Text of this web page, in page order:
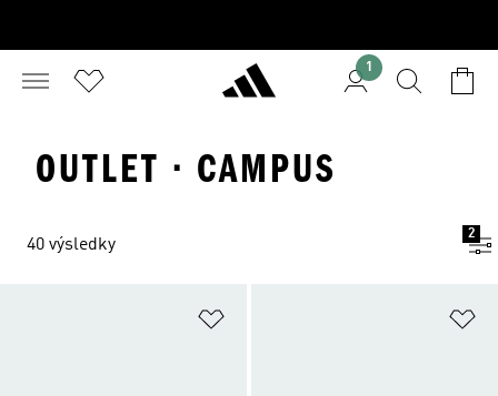
1
OUTLET · CAMPUS
40 výsledky
2
Pridať do zoznamu želaných